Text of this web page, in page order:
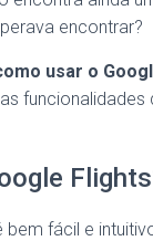
encontrar?
usar o
funcionalidades
bem fácil e